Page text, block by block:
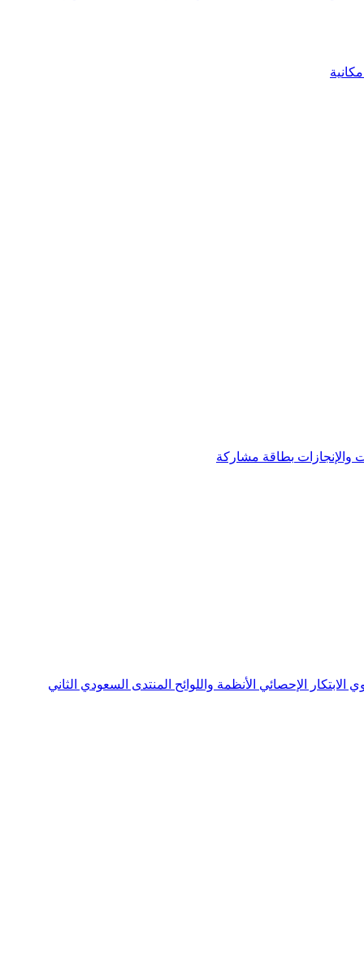
والإنجازات بطاقة مشاركة
الابتكار الإحصائي الأنظمة واللوائح المنتدى السعودي الثاني